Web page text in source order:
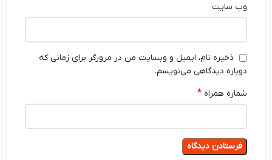
وب‌ سایت
ذخیره نام، ایمیل و وبسایت من در مرورگر برای زمانی که
دوباره دیدگاهی می‌نویسم.
شماره همراه*